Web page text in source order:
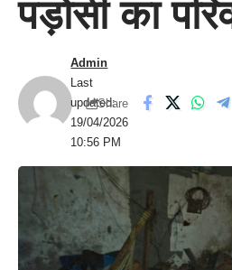
पड़ोसी का
Last
updated:
19/04/2026
10:56 PM
Admin
Share